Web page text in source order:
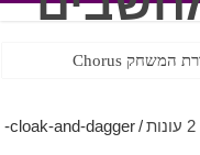
/
cloak-and-dagger-